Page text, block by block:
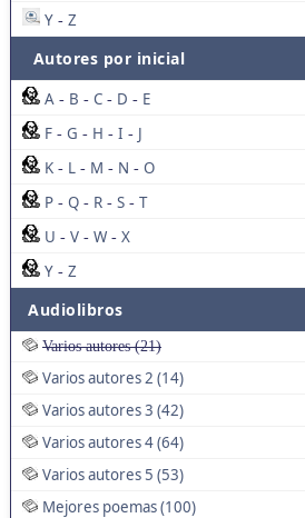
Y - Z
Autores por inicial
A - B - C - D - E
F - G - H - I - J
K - L - M - N - O
P - Q - R - S - T
U - V - W - X
Y - Z
Audiolibros
Varios autores (21)
Varios autores 2 (14)
Varios autores 3 (42)
Varios autores 4 (64)
Varios autores 5 (53)
Mejores poemas (100)